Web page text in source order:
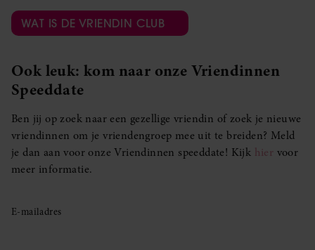
WAT IS DE VRIENDIN CLUB
Ook leuk: kom naar onze Vriendinnen
Speeddate
Ben jij op zoek naar een gezellige vriendin of zoek je nieuwe
vriendinnen om je vriendengroep mee uit te breiden? Meld
je dan aan voor onze Vriendinnen speeddate! Kijk hier voor
meer informatie.
E-mailadres